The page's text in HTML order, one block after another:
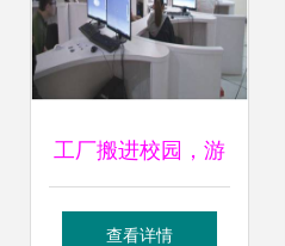
工厂搬进校园，游
戏也能当饭吃！两
查看详情